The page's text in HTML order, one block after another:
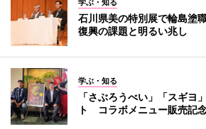
学ぶ・知る
石川県美の特別展で輪島塗
復興の課題と明るい兆し
学ぶ・知る
「さぶろうべい」「スギヨ
ト コラボメニュー販売記